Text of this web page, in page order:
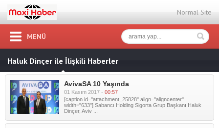
Normal Site
MENÜ
Haluk Dinçer ile İlişkili Haberler
AvivaSA 10 Yaşında
01 Kasım 2017 - 00:57
[caption id="attachment_25828" align="aligncenter"
width="633"] Sabancı Holding Sigorta Grup Başkanı Haluk
Dinçer, Aviv ...